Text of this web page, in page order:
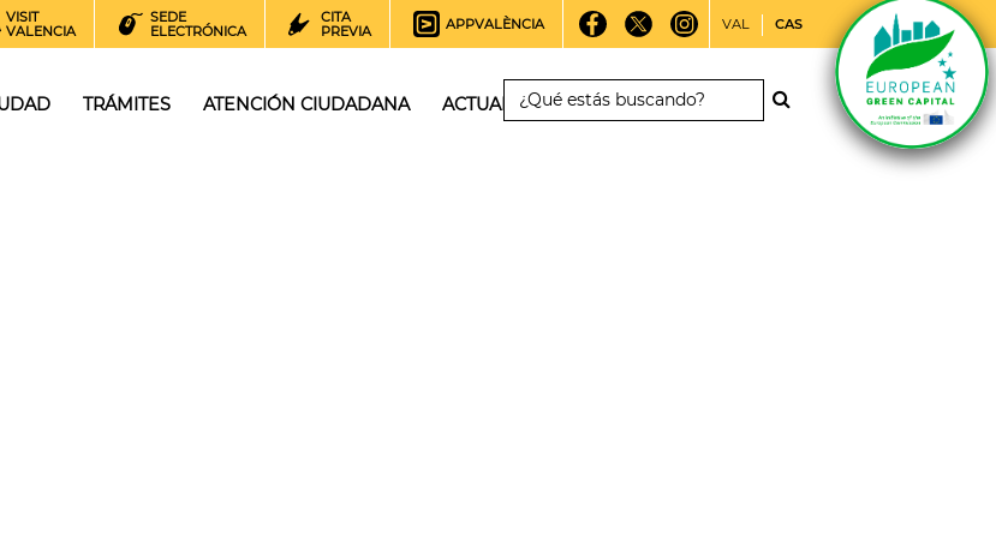
VISIT
VALENCIA
SEDE
ELECTRÓNICA
CITA
PREVIA
APPVALÈNCIA VAL CAS
TRÁMITES ATENCIÓN CIUDADANA ACTUALIDAD